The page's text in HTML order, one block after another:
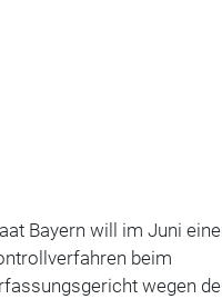
Bayern will im Juni
beim
wegen